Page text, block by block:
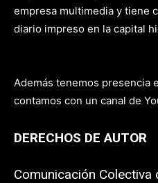
empresa multimedia y tiene
diario impreso en la capital
Además tenemos presencia
contamos con un canal de
DERECHOS DE AUTOR
Comunicación Colectiva